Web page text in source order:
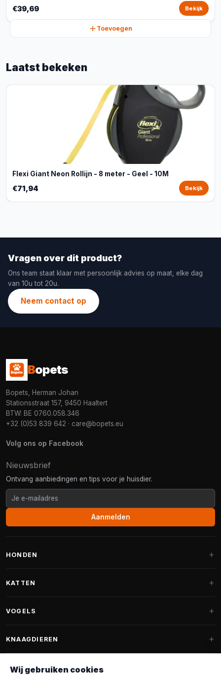
€39,69 Bekijk
Toevoegen
Laatst bekeken
Flexi Giant Neon Rollijn - 8 meter - Geel - 10M
€71,94 Bekijk
Vragen over dit product?
Ons team staat klaar met persoonlijk advies op maat, elke dag
van 10u tot 20u.
Neem contact op
Bopets
Bopets, Herman Johan
Stationsstraat 157, 9450 Haaltert
BTW: BE 0760.058.346
+32 (0)53 839 642 · care@bopets.eu
Volg ons op Facebook
Nieuwsbrief
Ontvang aanbiedingen en tips voor je huisdier.
Aanmelden
HONDEN
Fantail hondenmanden
Hondenspeelgoed
KATTEN
Krabpalen voor Maine Coon
VOGELS
Vogelvoer binnenvogels
Voederhuisjes
KNAAGDIEREN
Wij gebruiken cookies